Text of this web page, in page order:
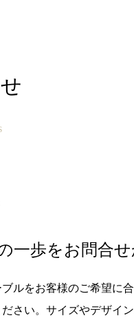
一歩をお問合せ
ルをお客様のご希望に
さい。サイズやデザイ